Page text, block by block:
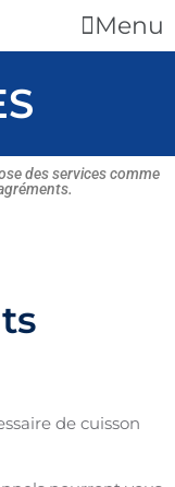
Menu
des services comme
de cuisson